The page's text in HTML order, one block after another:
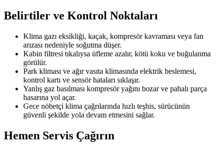
Belirtiler ve Kontrol Noktaları
Klima gazı eksikliği, kaçak, kompresör kavraması veya fan
arızası nedeniyle soğutma düşer.
Kabin filtresi tıkalıysa üfleme azalır, kötü koku ve buğulanma
görülür.
Park kliması ve ağır vasıta klimasında elektrik beslemesi,
kontrol kartı ve sensör hataları sıklaşır.
Yanlış gaz basılması kompresör yağını bozar ve pahalı parça
hasarına yol açar.
Gece nöbetçi klima çağrılarında hızlı teşhis, sürücünün
güvenli şekilde yola devam etmesini sağlar.
Hemen Servis Çağırın